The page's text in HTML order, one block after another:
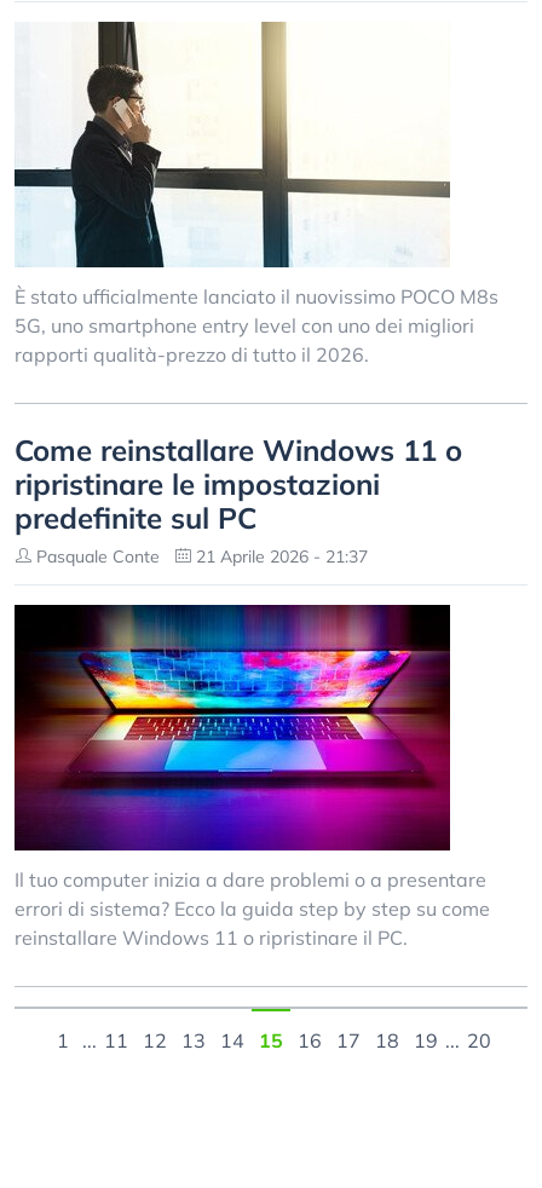
È stato ufficialmente lanciato il nuovissimo POCO M8s
5G, uno smartphone entry level con uno dei migliori
rapporti qualità-prezzo di tutto il 2026.
Come reinstallare Windows 11 o
ripristinare le impostazioni
predefinite sul PC
Pasquale Conte 21 Aprile 2026 - 21:37
Il tuo computer inizia a dare problemi o a presentare
errori di sistema? Ecco la guida step by step su come
reinstallare Windows 11 o ripristinare il PC.
1 ... 11 12 13 14 15 16 17 18 19 ... 20